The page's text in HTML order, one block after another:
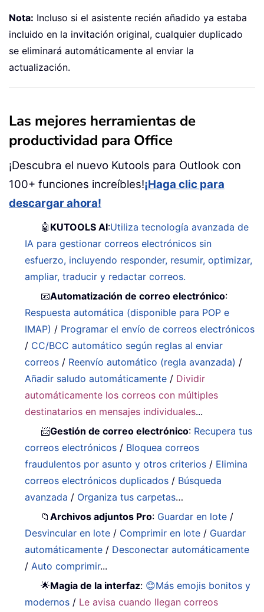
Nota: Incluso si el asistente recién añadido ya estaba
incluido en la invitación original, cualquier duplicado
se eliminará automáticamente al enviar la
actualización.
Las mejores herramientas de
productividad para Office
¡Descubra el nuevo Kutools para Outlook con
100+ funciones increíbles!¡Haga clic para
descargar ahora!
🤖 KUTOOLS AI:Utiliza tecnología avanzada de
IA para gestionar correos electrónicos sin
esfuerzo, incluyendo responder, resumir, optimizar,
ampliar, traducir y redactar correos.
📧Automatización de correo electrónico:
Respuesta automática (disponible para POP e
IMAP) / Programar el envío de correos electrónicos
/ CC/BCC automático según reglas al enviar
correos / Reenvío automático (regla avanzada) /
Añadir saludo automáticamente / Dividir
automáticamente los correos con múltiples
destinatarios en mensajes individuales...
📨Gestión de correo electrónico: Recupera tus
correos electrónicos / Bloquea correos
fraudulentos por asunto y otros criterios / Elimina
correos electrónicos duplicados / Búsqueda
avanzada / Organiza tus carpetas…
📁Archivos adjuntos Pro: Guardar en lote /
Desvincular en lote / Comprimir en lote / Guardar
automáticamente / Desconectar automáticamente
/Auto comprimir...
🌟Magia de la interfaz: 😊Más emojis bonitos y
modernos / Le avisa cuando llegan correos